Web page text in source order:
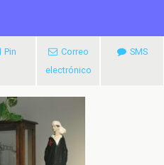
Pin
Correo
electrónico
SMS